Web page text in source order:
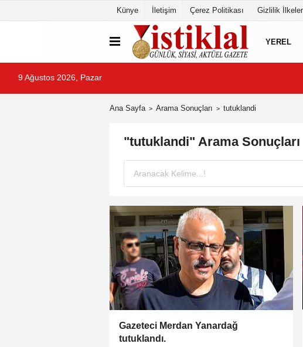
Künye İletişim Çerez Politikası Gizlilik
YEREL
9 Ağustos 2026, Pazar
Ana Sayfa Arama Sonuçları tutuklandi
"tutuklandi" Arama Sonuçları
Gazeteci Merdan Yanardağ
tutuklandı.